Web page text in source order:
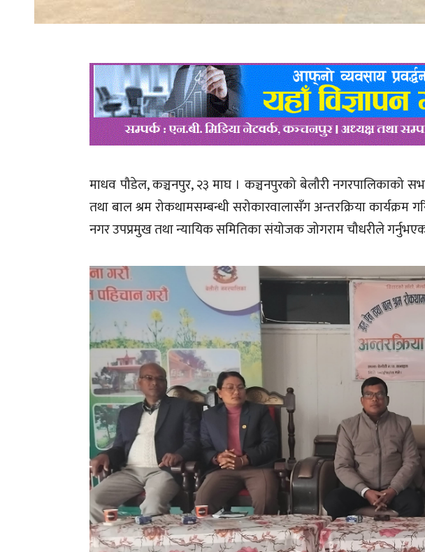
माधव पौडेल, कञ्चनपुर, २३ माघ । कञ्चनपुरको बेलौरी नगरपालिकाको
तथा बाल श्रम रोकथामसम्बन्धी सरोकारवालासँग अन्तरक्रिया कार्यक्रम
नगर उपप्रमुख तथा न्यायिक समितिका संयोजक जोगराम चौधरीले